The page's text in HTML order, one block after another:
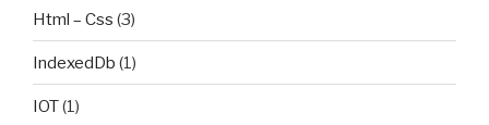
Html – Css (3)
IndexedDb (1)
IOT(1)